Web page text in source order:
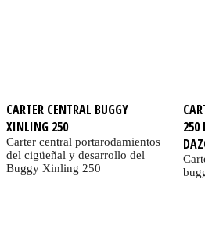
CARTER CENTRAL BUGGY
XINLING 250
Carter central portarodamientos
del cigüeñal y desarrollo del
Buggy Xinling 250
250